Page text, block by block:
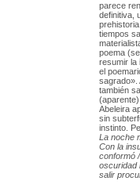
parece
definitiva,
tiempos
poema
resumir la
el
sagrado».
también
Abeleira
sin
instinto.
La noche
Con la
conformó
oscuridad
salir